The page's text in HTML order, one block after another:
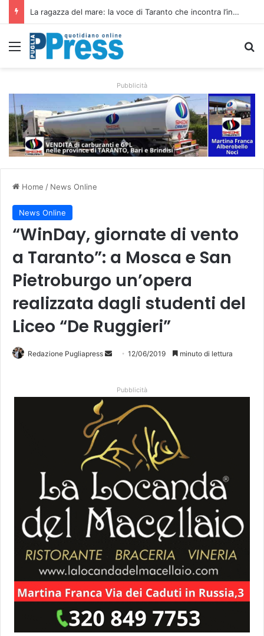
Siccità e caro gasolio colpiscono le campagne pugliesi: irrigare costa il 50,6% in più
Menu
Pubblicità
Home / News Online
News Online
“WinDay, giornate di vento
a Taranto”: a Mosca e San
Pietroburgo un’opera
realizzata dagli studenti del
Liceo “De Ruggieri”
Redazione Pugliapress
Invia 12/06/2019 minuto di lettura
Pubblicità